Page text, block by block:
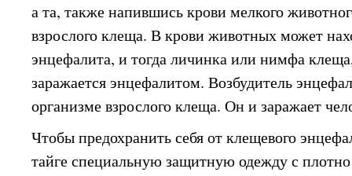
а та, также напившись крови мелкого
взрослого клеща. В крови животных может
энцефалита, и тогда личинка или нимфа
заражается энцефалитом. Возбудитель
организме взрослого клеща. Он и заражает
Чтобы предохранить себя от клещевого
тайге специальную защитную одежду с